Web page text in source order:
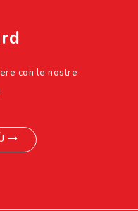
con le nostre